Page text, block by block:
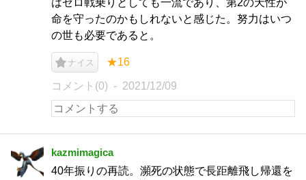
はゼロ戦乗りとしても一流であり、第2の天性が
命を守ったのかもしれないと感じた。努力はいつ
の世も必要であると。
ナイス ★16
コメント(0) 2021/12/09
kazmimagica
40年振りの再読。瀕死の状態で長距離飛し帰還を